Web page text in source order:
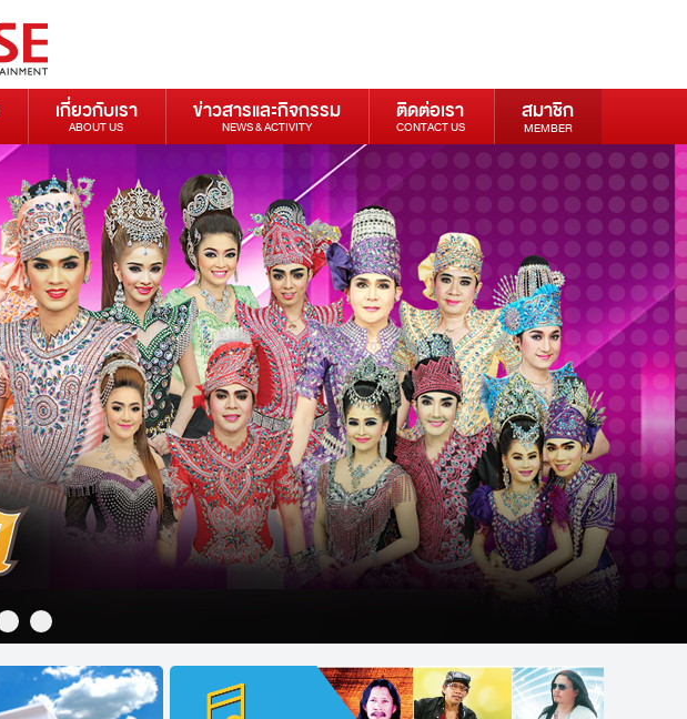
เกี่ยวกับเรา
ABOUT US
ข่าวสารและกิจกรรม
NEWS & ACTIVITY
ติดต่อเรา
CONTACT US
สมาชิก
MEMBER